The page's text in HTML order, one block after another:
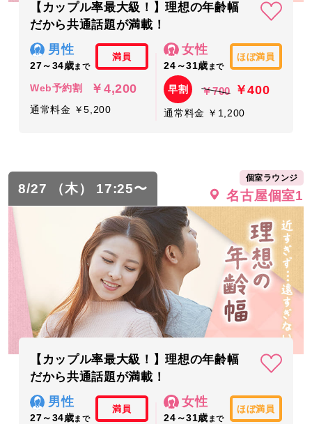
【カップル率最大級！】理想の年齢幅
だから共通話題が満載！
男性
27～34歳まで
満員
Web予約割 ￥4,200
通常料金 ￥5,200
女性
24～31歳 まで
ほぼ満員
早割 ￥700 ￥400
通常料金 ￥1,200
8/27 （木） 17:25〜
個室ラウンジ
名古屋個室1
【カップル率最大級！】理想の年齢幅
だから共通話題が満載！
男性
27～34歳まで
満員
女性
24～31歳 まで
ほぼ満員